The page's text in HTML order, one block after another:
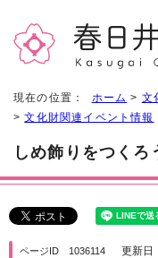
現在の位置： ホーム > 文
>文化財関連イベント情報
しめ飾りをつくろ
ページID 1036114 更新